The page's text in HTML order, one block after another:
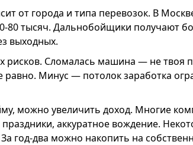
от города и типа перевозок. В
80 тысяч. Дальнобойщики получают
выходных.
рисков. Сломалась машина — не твоя
равно. Минус — потолок заработка
можно увеличить доход. Многие
аккуратное вождение.
год-два можно накопить на